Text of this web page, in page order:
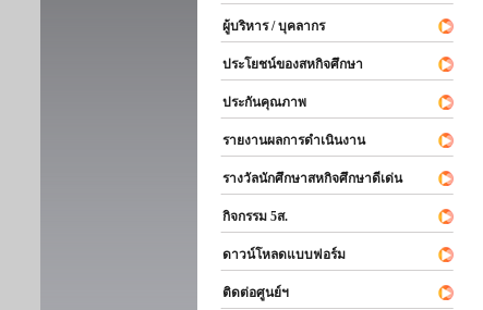
ผู้บริหาร / บุคลากร
ประโยชน์ของสหกิจศึกษา
ประกันคุณภาพ
รายงานผลการดำเนินงาน
รางวัลนักศึกษาสหกิจศึกษาดีเด่น
กิจกรรม 5ส.
ดาวน์โหลดแบบฟอร์ม
ติดต่อศูนย์ฯ